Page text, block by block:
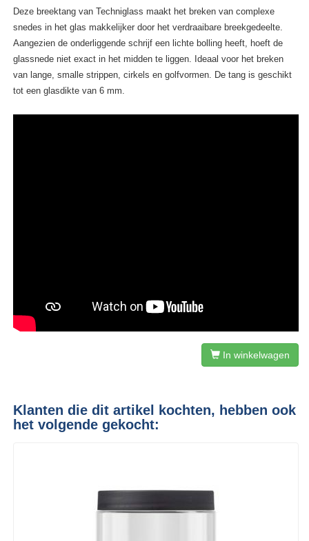
Deze breektang van Techniglass maakt het breken van complexe
snedes in het glas makkelijker door het verdraaibare breekgedeelte.
Aangezien de onderliggende schrijf een lichte bolling heeft, hoeft de
glassnede niet exact in het midden te liggen. Ideaal voor het breken
van lange, smalle strippen, cirkels en golfvormen. De tang is geschikt
tot een glasdikte van 6 mm.
In winkelwagen
Klanten die dit artikel kochten, hebben ook
het volgende gekocht: